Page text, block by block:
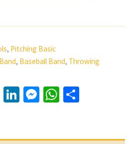
, Pitching Basic
, Baseball Band, Throwing
X LinkedIn
Messenger
WhatsApp